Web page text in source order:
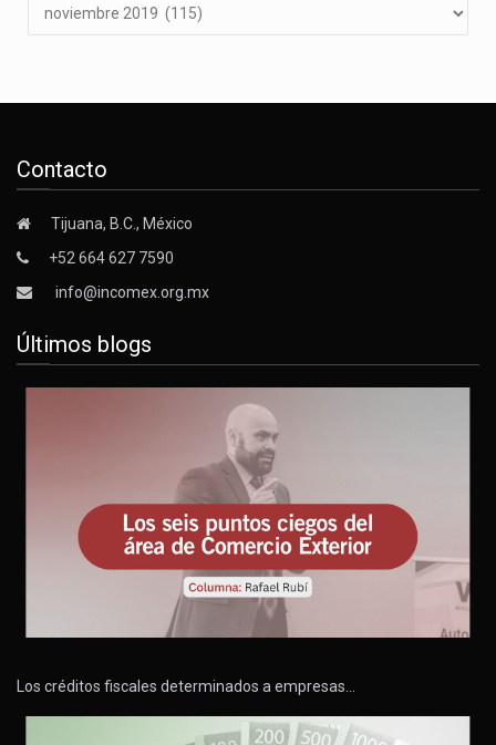
Contacto
Tijuana, B.C., México
+52 664 627 7590
info@incomex.org.mx
Últimos blogs
Los créditos fiscales determinados a empresas…